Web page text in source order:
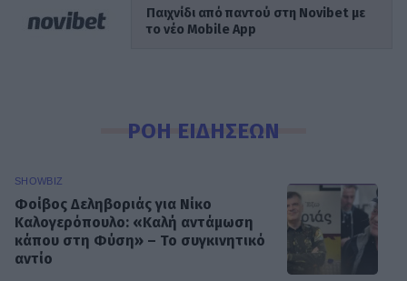
Παιχνίδι από παντού στη Novibet με
το νέο Mobile App
ΡΟΗ ΕΙΔΗΣΕΩΝ
SHOWBIZ
Φοίβος Δεληβοριάς για Νίκο
Καλογερόπουλο: «Καλή αντάμωση
κάπου στη Φύση» – Το συγκινητικό
αντίο